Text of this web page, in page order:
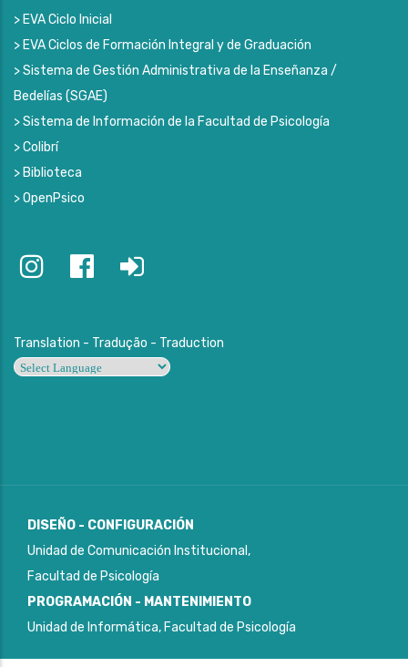
> EVA Ciclo Inicial
> EVA Ciclos de Formación Integral y de Graduación
> Sistema de Gestión Administrativa de la Enseñanza /
Bedelías (SGAE)
> Sistema de Información de la Facultad de Psicología
> Colibrí
> Biblioteca
> OpenPsico
Translation - Tradução - Traduction
DISEÑO - CONFIGURACIÓN
Unidad de Comunicación Institucional,
Facultad de Psicología
PROGRAMACIÓN - MANTENIMIENTO
Unidad de Informática, Facultad de Psicología